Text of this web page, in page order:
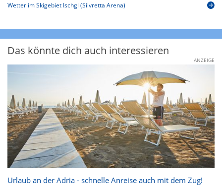
Wetter im Skigebiet Ischgl (Silvretta Arena)
Das könnte dich auch interessieren
ANZEIGE
Urlaub an der Adria - schnelle Anreise auch mit dem Zug!